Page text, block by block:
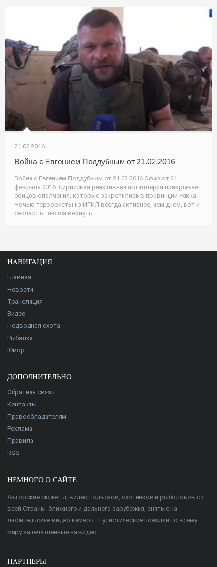
21.02.2016
Война с Евгением Поддубным от 21.02.2016
Война с Евгением Поддубным от 21.02.2016 Эфир от 21
февраля 2016. Сирийская реактивная артиллерия прикрывает
бойцов ополчения, которые закрепились в провинции Ракка.
Ночью террористы из ИГИЛ всегда активнее, чем днем, вот и
сейчас пытаются вернуть
НАВИГАЦИЯ
Главная
Новости
Трансляция
Видео
Подводная охота
Рыбалка
Юмор
ДОПОЛНИТЕЛЬНО
Обратная связь
Контакты
Правообладателям
Реклама
Правила
RSS
НЕМНОГО О САЙТЕ
Авторские сюжеты, видео подвохов, охотников и рыболовов со
всей Страны, ближнего и дальнего зарубежья, снятые на
любительские видео камеры. Туристические поездки по всему
миру запечатленные на видео.
ПАРТНЕРЫ